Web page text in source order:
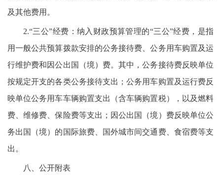
及其他费用。
2.“三公”经费：纳入财政预算管理的“三公”经费，是指
用一般公共预算拨款安排的公务接待费、公务用车购置及运
行维护费和因公出国（境）费。其中，公务接待费反映单位
按规定开支的各类公务接待支出；公务用车购置及运行费反
映单位公务用车车辆购置支出（含车辆购置税），以及燃料
费、维修费、保险费等支出；因公出国（境）费反映单位公
务出国（境）的国际旅费、国外城市间交通费、食宿费等支
出。
八、公开附表